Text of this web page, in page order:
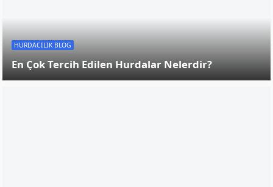
HURDA FIYATLARI
Tüm Hurda Alış ve Satış Fiyatları